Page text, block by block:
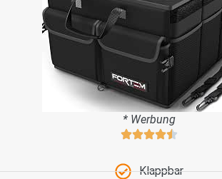
* Werbung
Klappbar